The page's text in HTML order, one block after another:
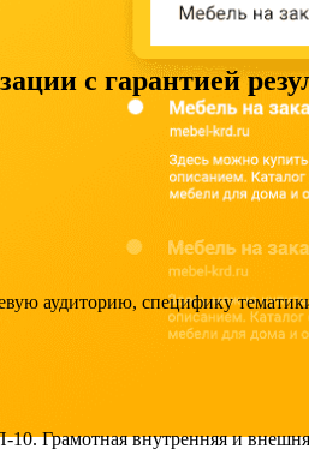
с гарантией
аудиторию, специфику
внутренняя и